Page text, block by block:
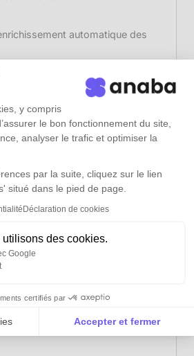
y compris
le bon fonctionnement du site,
analyser le trafic et optimiser la
par la suite, cliquez sur le lien
situé dans le pied de page.
Déclaration de cookies
des cookies.
Google
certifiés par
Accepter et fermer
automatique des
signatures email des36 derniers
et prioritaire
chat& téléphone illimité et
prospection, Linkedin...)